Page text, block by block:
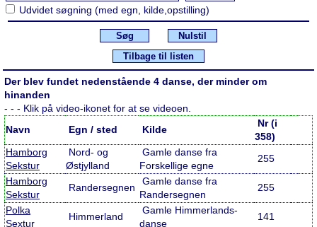
Udvidet søgning (med egn, kilde,opstilling)
Søg
Nulstil
Tilbage til listen
Der blev fundet nedenstående 4 danse, der minder om
hinanden
- - - Klik på video-ikonet for at se videoen.
Navn
Egn / sted Kilde
Nr (i
358)
Hamborg
Sekstur
Nord- og
Østjylland
Gamle danse fra
Forskellige egne
255
Hamborg
Sekstur
Randersegnen
Gamle danse fra
Randersegnen
255
Polka
Sextur
Himmerland
Gamle Himmerlands-
danse
141